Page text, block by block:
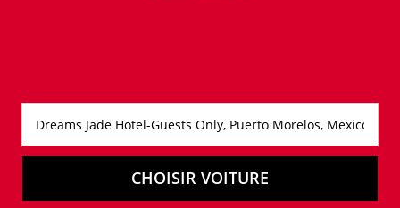
CHOISIR VOITURE